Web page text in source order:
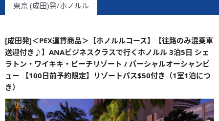
東京 (成田)発/ホノルル
[成田発]＜PEX運賃商品＞【ホノルルコース】【往路のみ混乗車
送迎付き♪】ANAビジネスクラスで行くホノルル 3泊5日 シェ
ラトン・ワイキキ・ビーチリゾート / パーシャルオーシャンビ
ュー 【100日前予約限定】リゾートパス$50付き（1室1泊につ
き）